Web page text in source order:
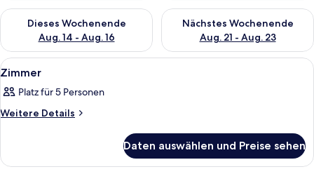
Dieses Wochenende
Aug. 14 - Aug. 16
Überprüfe die Verfügbarkeit für dieses Wochenende, Aug. 14
Nächstes Wochenende
Aug. 21 - Aug. 23
Überprüfe die Verfügbarkeit
Alle
Fotos
für
Zimmer
7
Zimmer
Platz für 5 Personen
Weitere Details
Weitere
Daten auswählen und Preise sehen